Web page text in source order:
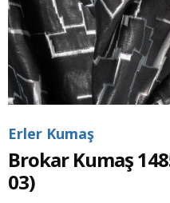
Erler Kumaş
Brokar Kumaş
03)